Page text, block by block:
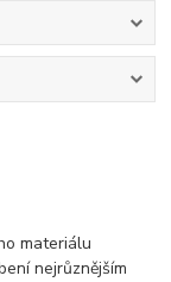
materiálu
nejrůznějším